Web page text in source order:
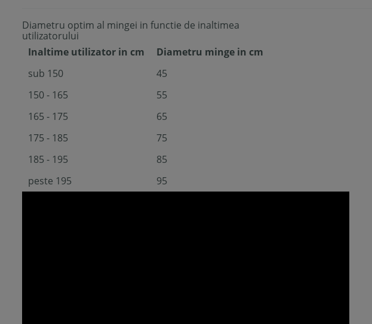
Diametru optim al mingei in functie de inaltimea
utilizatorului
Inaltime utilizator in cm
Diametru minge in cm
sub 150
45
150 - 165
55
165 - 175
65
175 - 185
75
185 - 195
85
peste 195
95